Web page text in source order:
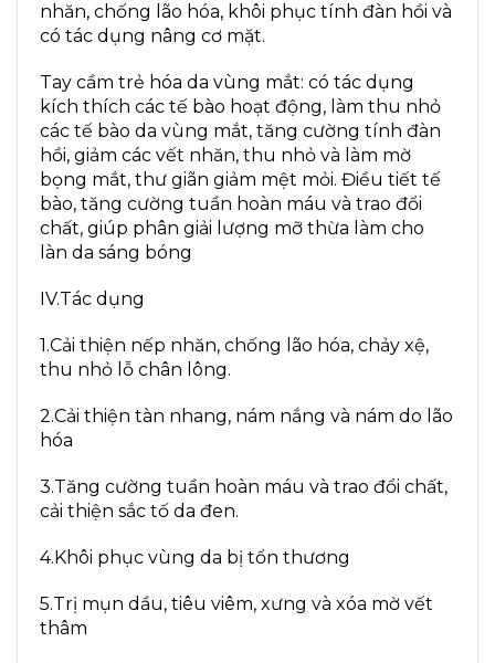
nhăn, chống lão hóa, khôi phục tính đàn hồi và
có tác dụng nâng cơ mặt.
Tay cầm trẻ hóa da vùng mắt: có tác dụng
kích thích các tế bào hoạt động, làm thu nhỏ
các tế bào da vùng mắt, tăng cường tính đàn
hồi, giảm các vết nhăn, thu nhỏ và làm mờ
bọng mắt, thư giãn giảm mệt mỏi. Điều tiết tế
bào, tăng cường tuần hoàn máu và trao đổi
chất, giúp phân giải lượng mỡ thừa làm cho
làn da sáng bóng
IV.Tác dụng
1.Cải thiện nếp nhăn, chống lão hóa, chảy xệ,
thu nhỏ lỗ chân lông.
2.Cải thiện tàn nhang, nám nắng và nám do lão
hóa
3.Tăng cường tuần hoàn máu và trao đổi chất,
cải thiện sắc tố da đen.
4.Khôi phục vùng da bị tổn thương
5.Trị mụn dầu, tiêu viêm, xưng và xóa mờ vết
thâm